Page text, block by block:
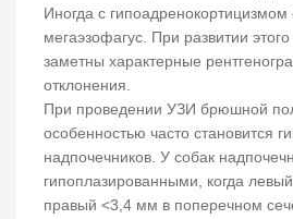
Иногда с гипоадренокортицизмом
мегаэзофагус. При развитии
заметны характерные
отклонения.
При проведении УЗИ брюшной
особенностью часто становится
надпочечников. У собак
гипоплазированными, когда
правый <3,4 мм в поперечном